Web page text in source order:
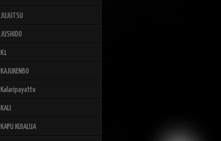
JUJUTSU
JUSHIDO
K1
KAJUKENBO
Kalaripayattu
KALI
KAPU KUIALUA